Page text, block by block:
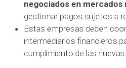
negociados en mercados
gestionar pagos sujetos a
Estas empresas deben
intermediarios financieros
cumplimiento de las